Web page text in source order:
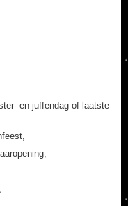
en juffendag of laatste